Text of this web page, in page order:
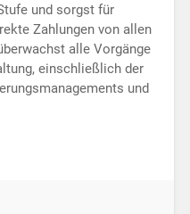
und sorgst für
Zahlungen von allen
alle Vorgänge
einschließlich der
und